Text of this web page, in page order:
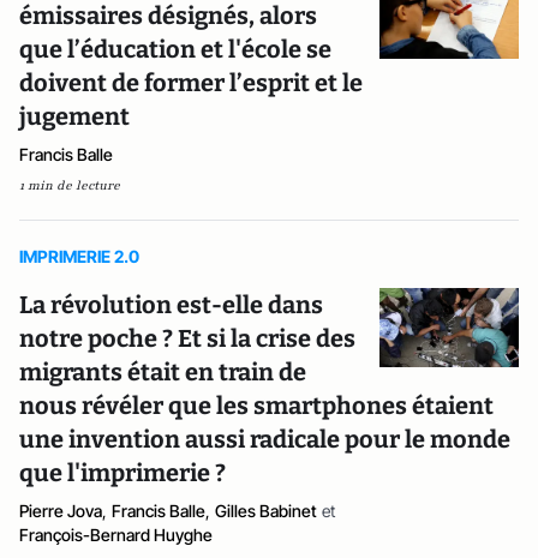
émissaires désignés, alors
que l’éducation et l'école se
doivent de former l’esprit et le
jugement
Francis Balle
1 min de lecture
IMPRIMERIE 2.0
La révolution est-elle dans
notre poche ? Et si la crise des
migrants était en train de
nous révéler que les smartphones étaient
une invention aussi radicale pour le monde
que l'imprimerie ?
Pierre Jova, Francis Balle, Gilles Babinet et
François-Bernard Huyghe